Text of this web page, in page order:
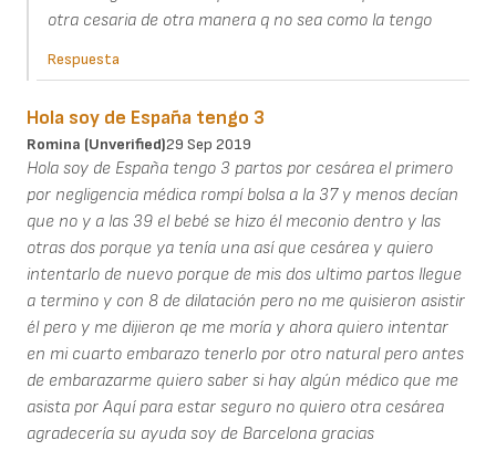
otra cesaria de otra manera q no sea como la tengo
Respuesta
Hola soy de España tengo 3
Romina (unverified)29 Sep 2019
Hola soy de España tengo 3 partos por cesárea el primero
por negligencia médica rompí bolsa a la 37 y menos decían
que no y a las 39 el bebé se hizo él meconio dentro y las
otras dos porque ya tenía una así que cesárea y quiero
intentarlo de nuevo porque de mis dos ultimo partos llegue
a termino y con 8 de dilatación pero no me quisieron asistir
él pero y me dijieron qe me moría y ahora quiero intentar
en mi cuarto embarazo tenerlo por otro natural pero antes
de embarazarme quiero saber si hay algún médico que me
asista por Aquí para estar seguro no quiero otra cesárea
agradecería su ayuda soy de Barcelona gracias